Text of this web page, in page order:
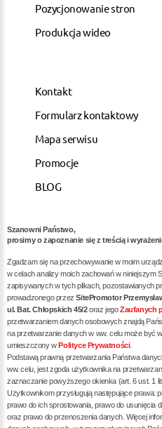
Pozycjonowanie stron
Produkcja wideo
Kontakt
Formularz kontaktowy
Mapa serwisu
Promocje
BLOG
ARTYKUŁY
Pozycjonowanie dla
skuteczna promocja w
Skuteczne
Reklama dla Siłowni oraz
Pozycjonowanie / reklama
liczbę pacjentów poprzez
Pozycjonowanie dla
skuteczna promocja
Szanowni Państwo,
prosimy o zapoznanie się z treścią i
Zgadzam się na przechowywanie w moim
w celach analizy moich zachowań w niniejszym
zapisywanych w tych plikach, pozostawianych
prowadzonego przezSitePromotor
ul. Bat. Chłopskich 45/2oraz jegoZaufanych
przetwarzaniem danych osobowych znajdą
na przetwarzanie danych w ww. celu może być
umieszczony wPolityce Prywatności.
Podstawą prawną przetwarzania Państwa
ww. celu, jest zgoda użytkownika na
zaznaczanie powyższego okienka (art. 6 ust. 1
Użytkownikom przysługują następujące prawa:
prawo do ich sprostowania, prawo do usunięcia
oraz prawo do przenoszenia danych. Więcej